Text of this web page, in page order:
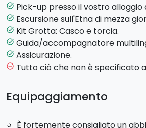
Partendo dalla vostra struttura
comincerete la salita
pendici dell'Etna, fino ad arrivare a
Da lì comincerete unfacile
Proseguirete la vostra giornata con
grotta di scorrimento lavico,
task_alt Pick-up presso il vostro alloggio
task_alt Escursione sull'Etna di mezza
task_alt Kit Grotta: Casco e torcia.
task_alt Guida/accompagnatore
task_alt Assicurazione.
remove_circle_outline Tutto ciò che non è specificato
Equipaggiamento
È fortemente consigliato un